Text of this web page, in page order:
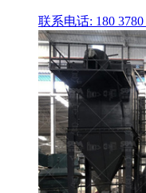
联系电话: 180 3780